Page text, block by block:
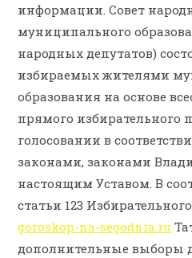
информации. Совет
муниципального
народных депутатов)
избираемых жителями
образования на основе
прямого избирательного
голосовании в
законами, законами
настоящим Уставом. В
статьи 123
goroskop-na-segodnia.ru
дополнительные выборы